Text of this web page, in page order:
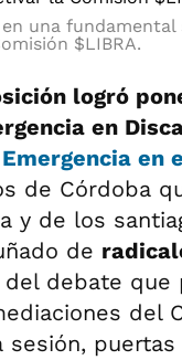
una fundamental
$LIBRA.
logró
en
Emergencia en
de Córdoba
y de los
de
debate que
del
puertas